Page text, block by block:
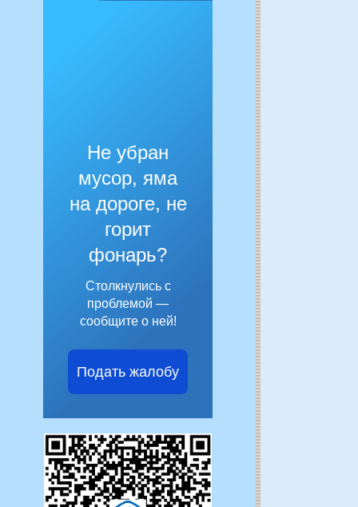
Не убран
мусор, яма
на дороге, не
горит
фонарь?
Столкнулись с
проблемой —
сообщите о ней!
Подать жалобу